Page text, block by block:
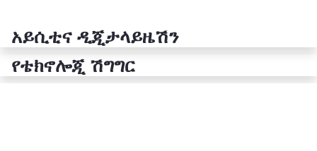
አይሲቲና ዲጂታላይዜሽን
የቴክኖሎጂ ሽግግር